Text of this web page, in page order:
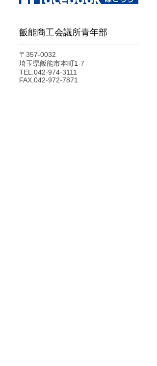
飯能商工会議所青年部
〒357-0032
​埼玉県飯能市本町1-7
TEL.042-974-3111
FAX.042-972-7871